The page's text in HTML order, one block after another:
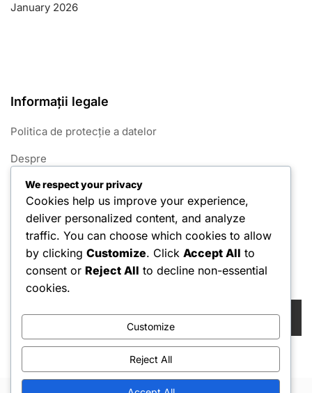
January 2026
Informații legale
Politica de protecție a datelor
Despre
Termeni și condiții
Contactează-ne
Politica privind cookie-urile
Căutare
We respect your privacy
Cookies help us improve your experience,
deliver personalized content, and analyze
traffic. You can choose which cookies to allow
by clicking Customize. Click Accept All to
consent or Reject All to decline non-essential
cookies.
Customize
Reject All